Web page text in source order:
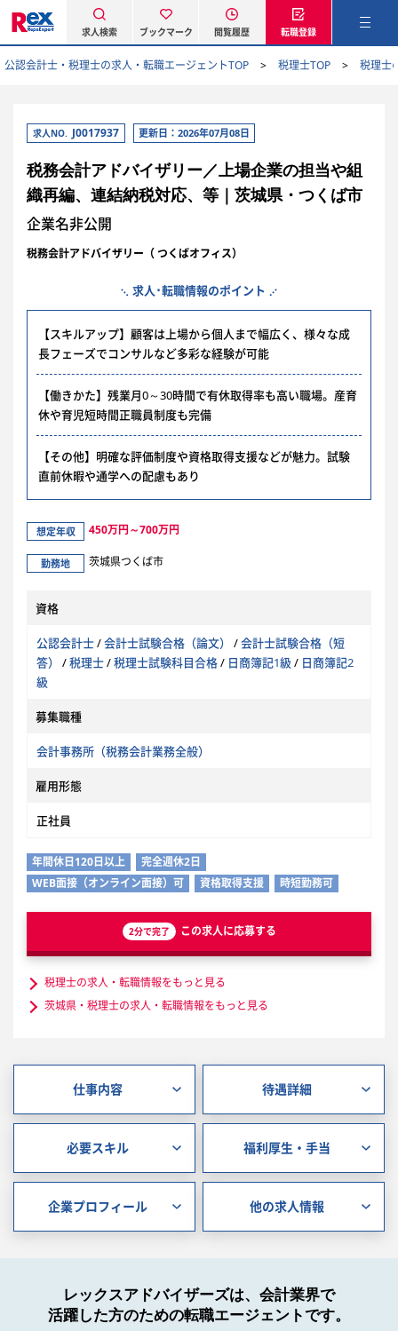
求人検索 ブックマーク 閲覧履歴 転職登録
公認会計士・税理士の求人・転職エージェントTOP 税理士TOP 税理士
求人NO. J0017937 更新日：2026年07月08日
税務会計アドバイザリー／上場企業の担当や組
織再編、連結納税対応、等｜茨城県・つくば市
企業名非公開
税務会計アドバイザリー（ つくばオフィス）
求人･転職情報のポイント
【スキルアップ】顧客は上場から個人まで幅広く、様々な成
長フェーズでコンサルなど多彩な経験が可能
【働きかた】残業月0～30時間で有休取得率も高い職場。産育
休や育児短時間正職員制度も完備
【その他】明確な評価制度や資格取得支援などが魅力。試験
直前休暇や通学への配慮もあり
想定年収 450万円～700万円
勤務地 茨城県つくば市
資格
公認会計士/会計士試験合格（論文） /会計士試験合格（短
答）
/税理士/税理士試験科目合格/ 日商簿記1級 / 日商簿記2
級
募集職種
会計事務所（税務会計業務全般）
雇用形態
正社員
年間休日120日以上
完全週休2日
WEB面接（オンライン面接）可
資格取得支援 時短勤務可
2分で完了 この求人に応募する
税理士の求人・転職情報をもっと見る
茨城県・税理士の求人・転職情報をもっと見る
仕事内容 待遇詳細
必要スキル 福利厚生・手当
企業プロフィール 他の求人情報
レックスアドバイザーズは、会計業界で
活躍した方のための転職エージェントです。